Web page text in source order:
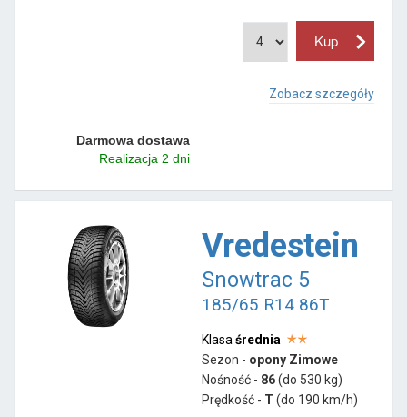
Zobacz szczegóły
Darmowa dostawa
Realizacja 2 dni
Vredestein
Snowtrac 5
185/65 R14 86T
Klasa średnia
Sezon - opony Zimowe
Nośność - 86(do 530 kg)
Prędkość - T (do 190 km/h)